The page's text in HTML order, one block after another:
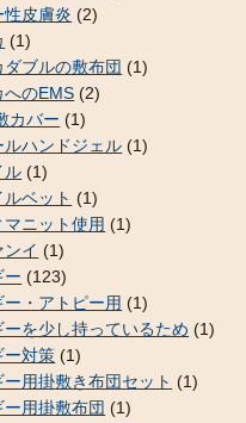
性皮膚炎 (2)
(1)
ダブルの敷布団 (1)
へのEMS (2)
カバー (1)
ルハンドジェル (1)
ル (1)
ベット (1)
マニット使用 (1)
ンイ (1)
ー (123)
ー・アトピー用 (1)
ーを少し持っているため (1)
ー対策 (1)
ー用掛敷き布団セット (1)
ー用掛敷布団 (1)